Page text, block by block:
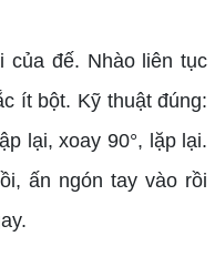
đế. Nhào liên tục
ít bột. Kỹ thuật đúng:
lại, xoay 90°, lặp lại.
ấn ngón tay vào rồi